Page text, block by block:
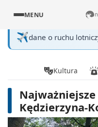
MENU
✈️dane o ruchu
Kultura
Kędzierzyna-